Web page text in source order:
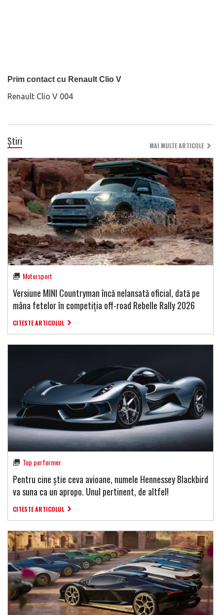
Prim contact cu Renault Clio V
Renault Clio V 004
Știri MAI MULTE ARTICOLE
Motorsport
Versiune MINI Countryman încă nelansată oficial, dată pe
mâna fetelor în competiția off-road Rebelle Rally 2026
CITESTE ARTICOLUL
Top performer
Pentru cine știe ceva avioane, numele Hennessey Blackbird
va suna ca un apropo. Unul pertinent, de altfel!
CITESTE ARTICOLUL